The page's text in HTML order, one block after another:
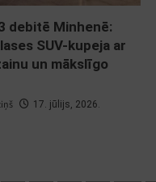
debitē Minhenē:
SUV-kupeja ar
un mākslīgo
17. jūlijs, 2026.